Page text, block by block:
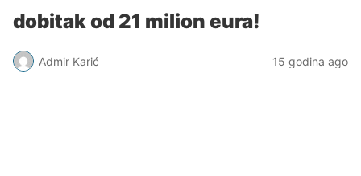
dobitak od 21 milion eura!
Admir Karić 15 godina ago